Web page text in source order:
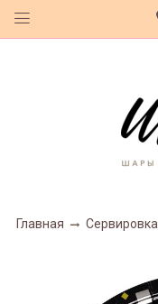
Главная Сервировка